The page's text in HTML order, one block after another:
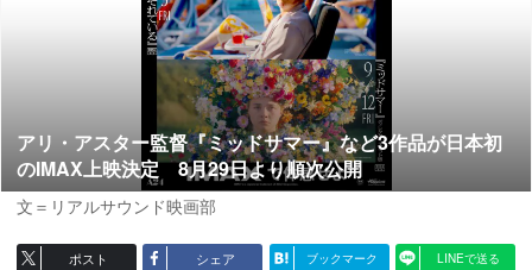
アリ・アスター監督『ミッドサマー』など3作品が日本初
のIMAX上映決定 8月29日より順次公開
文＝リアルサウンド映画部
ポスト シェア ブックマーク LINEで送る